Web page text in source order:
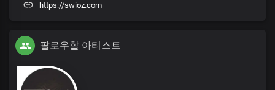
https://swioz.com
팔로우할 아티스트